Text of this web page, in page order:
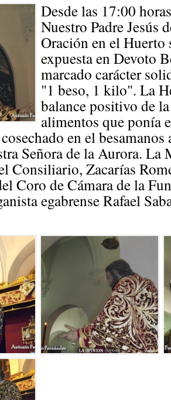
Desde las 17:00
Nuestro Padre Jesús
Oración en el Huerto
expuesta en Devoto
marcado carácter
"1 beso, 1 kilo". La
balance positivo de
alimentos que ponía
en el besamanos
Señora de la Aurora. La
Consiliario, Zacarías
Coro de Cámara de la
egabrense Rafael